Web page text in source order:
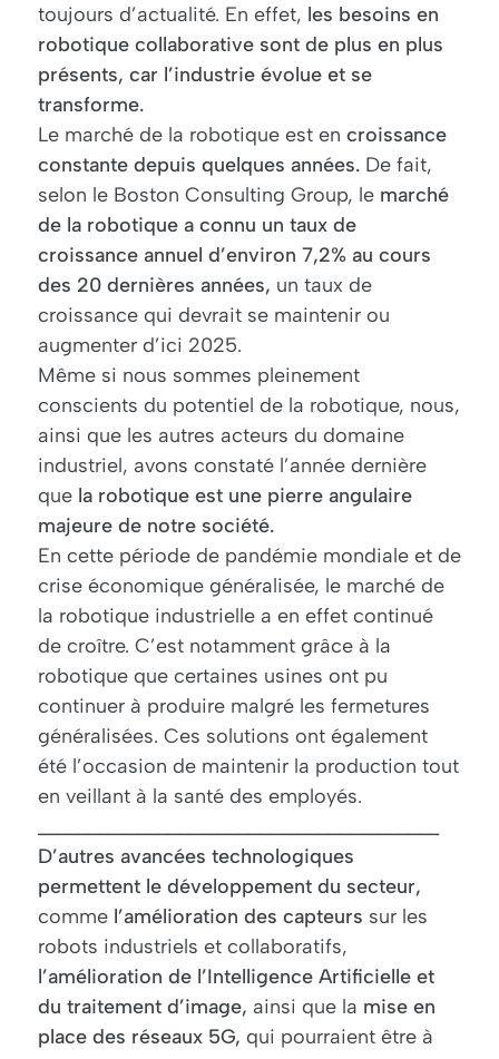
toujours d’actualité. En effet, les besoins en
robotique collaborative sont de plus en plus
présents, car l’industrie évolue et se
transforme.
Le marché de la robotique est en croissance
constante depuis quelques années. De fait,
selon le Boston Consulting Group, le marché
de la robotique a connu un taux de
croissance annuel d’environ 7,2% au cours
des 20 dernières années, un taux de
croissance qui devrait se maintenir ou
augmenter d’ici 2025.
Même si nous sommes pleinement
conscients du potentiel de la robotique, nous,
ainsi que les autres acteurs du domaine
industriel, avons constaté l’année dernière
que la robotique est une pierre angulaire
majeure de notre société.
En cette période de pandémie mondiale et de
crise économique généralisée, le marché de
la robotique industrielle a en effet continué
de croître. C’est notamment grâce à la
robotique que certaines usines ont pu
continuer à produire malgré les fermetures
généralisées. Ces solutions ont également
été l’occasion de maintenir la production tout
en veillant à la santé des employés.
________________________________________
D’autres avancées technologiques
permettent le développement du secteur,
comme l’amélioration des capteurs sur les
robots industriels et collaboratifs,
l’amélioration de l’Intelligence Artificielle et
du traitement d’image, ainsi que la mise en
place des réseaux 5G, qui pourraient être à